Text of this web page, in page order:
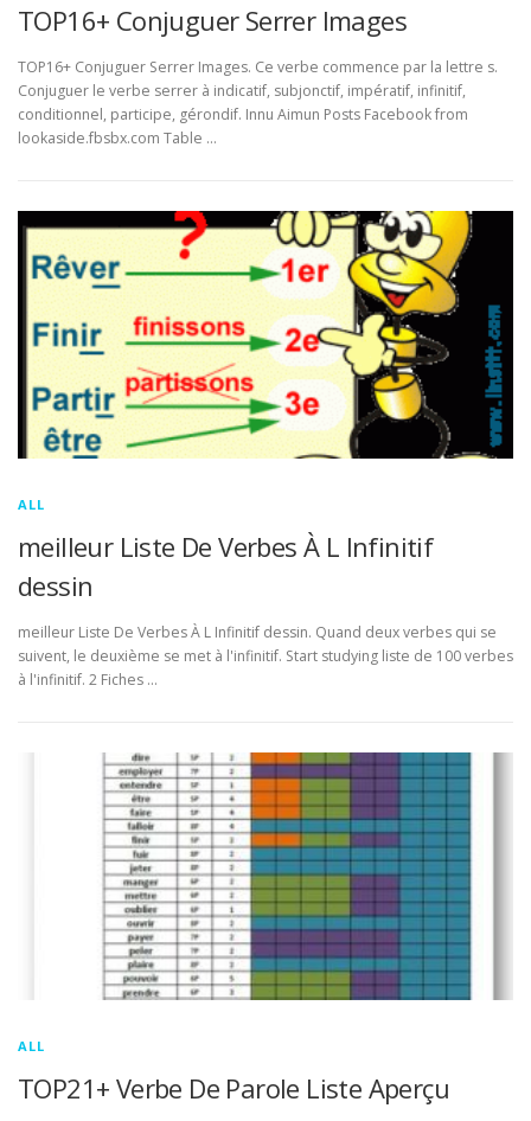
TOP16+ Conjuguer Serrer Images
TOP16+ Conjuguer Serrer Images. Ce verbe commence par la lettre s.
Conjuguer le verbe serrer à indicatif, subjonctif, impératif, infinitif,
conditionnel, participe, gérondif. Innu Aimun Posts Facebook from
lookaside.fbsbx.com Table …
ALL
meilleur Liste De Verbes À L Infinitif
dessin
meilleur Liste De Verbes À L Infinitif dessin. Quand deux verbes qui se
suivent, le deuxième se met à l'infinitif. Start studying liste de 100 verbes
à l'infinitif. 2 Fiches …
ALL
TOP21+ Verbe De Parole Liste Aperçu